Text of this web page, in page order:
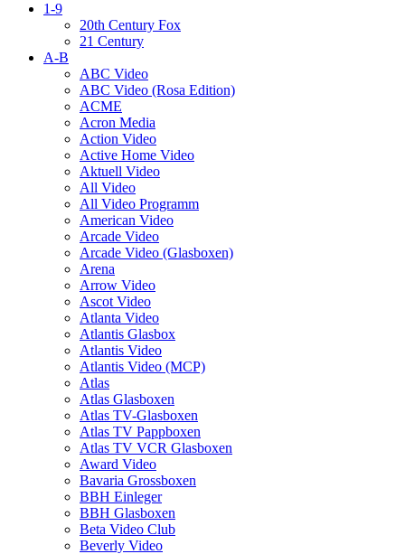
1-9
20th Century Fox
21 Century
A-B
ABC Video
ABC Video (Rosa Edition)
ACME
Acron Media
Action Video
Active Home Video
Aktuell Video
All Video
All Video Programm
American Video
Arcade Video
Arcade Video (Glasboxen)
Arena
Arrow Video
Ascot Video
Atlanta Video
Atlantis Glasbox
Atlantis Video
Atlantis Video (MCP)
Atlas
Atlas Glasboxen
Atlas TV-Glasboxen
Atlas TV Pappboxen
Atlas TV VCR Glasboxen
Award Video
Bavaria Grossboxen
BBH Einleger
BBH Glasboxen
Beta Video Club
Beverly Video